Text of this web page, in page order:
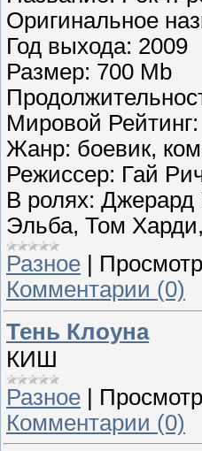
Оригинальное
Год выхода: 2009
Размер: 700 Mb
Мировой
Жанр: боевик,
Режиссер: Гай
В ролях:
Эльба, Том
Разное
Комментарии (0)
Тень Клоуна
КИШ
Разное
Комментарии (0)